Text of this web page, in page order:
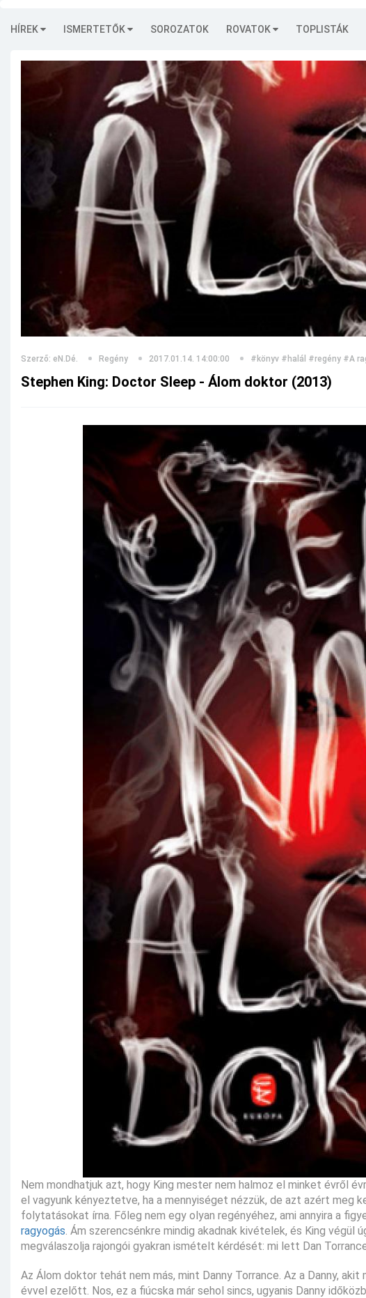
HÍREK ISMERTETŐK SOROZATOK ROVATOK TOPLISTÁK
Szerző: eN.Dé. Regény 2017.01.14. 14:00:00 #könyv #halál #regény #A
Stephen King: Doctor Sleep - Álom doktor (2013)
Nem mondhatjuk azt, hogy King mester nem halmoz el minket évről
el vagyunk kényeztetve, ha a mennyiséget nézzük, de azt azért meg
folytatásokat írna. Főleg nem egy olyan regényéhez, ami annyira a
ragyogás. Ám szerencsénkre mindig akadnak kivételek, és King
megválaszolja rajongói gyakran ismételt kérdését: mi lett Dan
Az Álom doktor tehát nem más, mint Danny Torrance. Az a Danny,
évvel ezelőtt. Nos, ez a fiúcska már sehol sincs, ugyanis Danny